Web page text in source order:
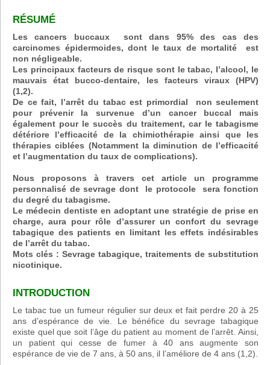
RÉSUMÉ
Les cancers buccaux sont dans 95% des cas des
carcinomes épidermoides, dont le taux de mortalité est
non négligeable.
Les principaux facteurs de risque sont le tabac, l’alcool, le
mauvais état bucco-dentaire, les facteurs viraux (HPV)
(1,2).
De ce fait, l’arrêt du tabac est primordial non seulement
pour prévenir la survenue d’un cancer buccal mais
également pour le succès du traitement, car le tabagisme
détériore l’efficacité de la chimiothérapie ainsi que les
thérapies ciblées (Notamment la diminution de l’efficacité
et l’augmentation du taux de complications).
Nous proposons à travers cet article un programme
personnalisé de sevrage dont le protocole sera fonction
du degré du tabagisme.
Le médecin dentiste en adoptant une stratégie de prise en
charge, aura pour rôle d’assurer un confort du sevrage
tabagique des patients en limitant les effets indésirables
de l’arrêt du tabac.
Mots clés : Sevrage tabagique, traitements de substitution
nicotinique.
INTRODUCTION
Le tabac tue un fumeur régulier sur deux et fait perdre 20 à 25
ans d’espérance de vie. Le bénéfice du sevrage tabagique
existe quel que soit l’âge du patient au moment de l’arrêt. Ainsi,
un patient qui cesse de fumer à 40 ans augmente son
espérance de vie de 7 ans, à 50 ans, il l’améliore de 4 ans (1,2).